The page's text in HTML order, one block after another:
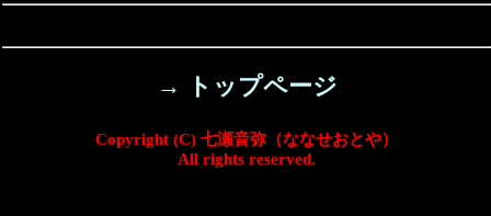
→ トップページ
Copyright (C) 七瀬音弥（ななせおとや）
All rights reserved.